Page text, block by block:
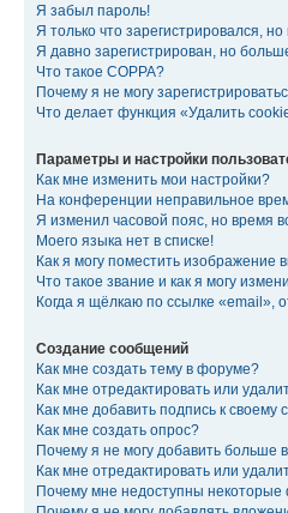
Я забыл пароль!
Я только что зарегистрировался, но
Я давно зарегистрирован, но
Что такое COPPA?
Почему я не могу
Что делает функция «Удалить
Параметры и настройки
Как мне изменить мои настройки?
На конференции неправильное
Я изменил часовой пояс, но время
Моего языка нет в списке!
Как я могу поместить изображение
Что такое звание и как я могу
Когда я щёлкаю по ссылке «email»,
Создание сообщений
Как мне создать тему в форуме?
Как мне отредактировать или
Как мне добавить подпись к
Как мне создать опрос?
Почему я не могу добавить больше
Как мне отредактировать или
Почему мне недоступны